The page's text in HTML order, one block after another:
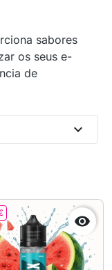
sabores
os seus e-
de
expand_more
